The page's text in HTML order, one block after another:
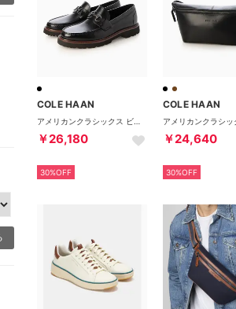
COLE HAAN
￥26,180
30%OFF
COLE HAAN
￥24,640
30%OFF